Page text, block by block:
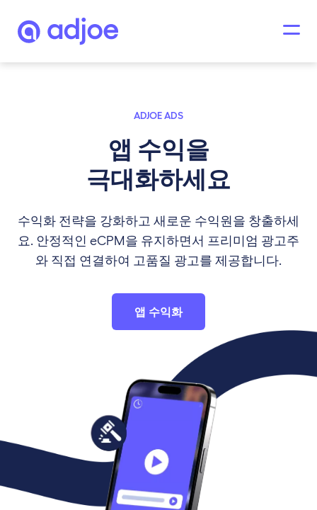
ADJOE ADS
앱 수익을
극대화하세요
수익화 전략을 강화하고 새로운 수익원을 창출하세
요. 안정적인 eCPM을 유지하면서 프리미엄 광고주
와 직접 연결하여 고품질 광고를 제공합니다.
앱 수익화